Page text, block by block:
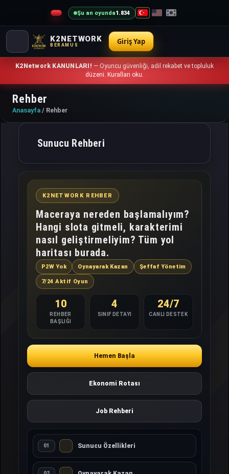
Şu an oyunda1.834
K2NETWORK
BERAMUS Giriş Yap
K2Network KANUNLARI! — Oyuncu güvenliği, adil rekabet ve topluluk
düzeni. Kuralları oku.
Rehber
Anasayfa / Rehber
Sunucu Rehberi
K2NETWORK REHBER
Maceraya nereden başlamalıyım?
Hangi slota gitmeli, karakterimi
nasıl geliştirmeliyim? Tüm yol
haritası burada.
P2W Yok Oynayarak Kazan Şeffaf Yönetim
7/24 Aktif Oyun
10
REHBER
BAŞLIĞI
4
SINIF DETAYI
24/7
CANLI DESTEK
Hemen Başla
Ekonomi Rotası
Job Rehberi
01 Sunucu Özellikleri